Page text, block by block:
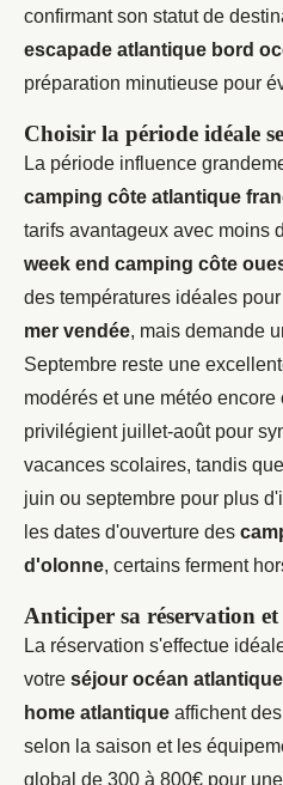
confirmant son statut de
escapade atlantique bord
préparation minutieuse pour
Choisir la période idéale
La période influence
camping côte atlantique
tarifs avantageux avec moins
week end camping côte
des températures idéales
mer vendée, mais demande
Septembre reste une
modérés et une météo
privilégient juillet-août pour
vacances scolaires, tandis
juin ou septembre pour plus
les dates d'ouverture des
d'olonne, certains ferment
Anticiper sa réservation
La réservation s'effectue
votre séjour océan
home atlantique affichent
selon la saison et les
global de 300 à 800€ pour